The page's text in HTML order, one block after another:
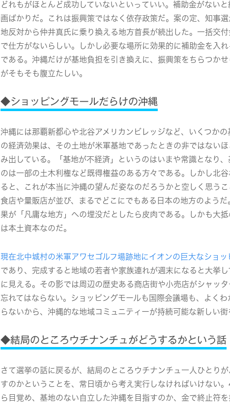
どれもがほとんど成功していないといっていい。補助金がない
画ばかりだ。
これは振興策ではなく依存政策だ。案の定、知事
地反対から仲井真氏に乗り換える地方首長が続出した。一括交
で仕方がないらしい。しかし必要な場所に効果的に補助金を入れ
である。沖縄だけが基地負担を引き換えに、振興策をちらつか
がそもそも腹立たしい。
◆ショッピングモールだらけの沖縄
沖縄には那覇新都心や北谷アメリカンビレッジなど、いくつか
の経済効果は、その土地が米軍基地であったときの非ではない
み出している。
「基地が不経済」というのはいまや常識となり
のは一部の土木利権など既得権益のある方々である。しかし北
ると、これが本当に沖縄の望んだ姿なのだろうかと空しく思う
食店や量販店が並び、まるでどこにでもある日本の地方のよう
果が「凡庸な地方」への埋没だとしたら皮肉である。しかも大
は本土資本なのだ。
現在北中城村の米軍アワセゴルフ場跡地にイオンの巨大なショ
であり、完成すると地域の若者や家族連れが週末になると大挙し
に見える。その影では周辺の歴史ある商店街や小売店がシャッ
忘れてはならない。
ショッピングモールも国際会議場も、よく
らないから、沖縄的な地域コミュニティーが持続可能な新しい
◆結局のところウチナンチュがどうするかという話
さて選挙の話に戻るが、結局のところウチナンチュ一人ひとり
すのかということを、常日頃から考え実行しなければいけない
ら目覚め、 基地のない自立した沖縄を目指すのか、金で終止符を